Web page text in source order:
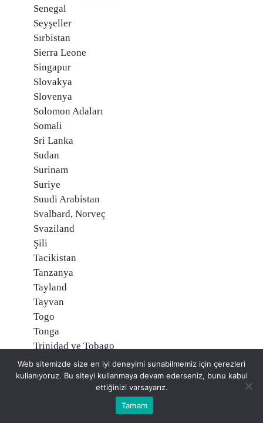
Senegal
Seyşeller
Sırbistan
Sierra Leone
Singapur
Slovakya
Slovenya
Solomon Adaları
Somali
Sri Lanka
Sudan
Surinam
Suriye
Suudi Arabistan
Svalbard, Norveç
Svaziland
Şili
Tacikistan
Tanzanya
Tayland
Tayvan
Togo
Tonga
Trinidad ve Tobago
Tunus
Turks ve Caicos Adaları, İngiltere
Web sitemizde size en iyi deneyimi sunabilmemiz için çerezleri
kullanıyoruz. Bu siteyi kullanmaya devam ederseniz, bunu kabul
ettiğinizi varsayarız.
Tamam